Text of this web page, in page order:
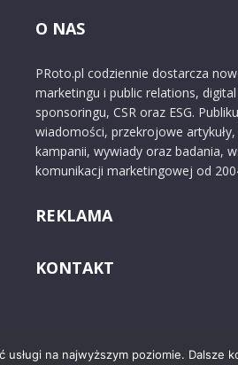
O NAS
PRoto.pl codziennie dostarcza
marketingu i public relations,
sponsoringu, CSR oraz ESG.
wiadomości, przekrojowe artykuły,
kampanii, wywiady oraz badania,
komunikacji marketingowej od
REKLAMA
KONTAKT
na najwyższym poziomie.